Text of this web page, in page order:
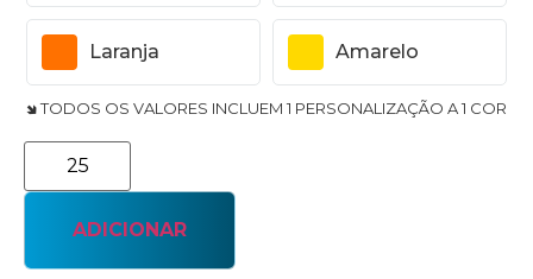
Laranja Amarelo
🢆 TODOS OS VALORES INCLUEM 1 PERSONALIZAÇÃO A 1 COR
ADICIONAR